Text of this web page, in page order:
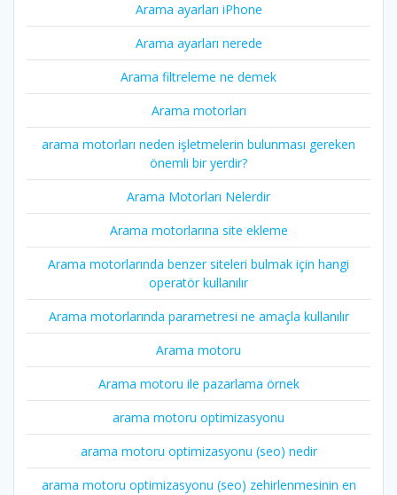
Arama ayarları iPhone
Arama ayarları nerede
Arama filtreleme ne demek
Arama motorları
arama motorları neden işletmelerin bulunması gereken
önemli bir yerdir?
Arama Motorları Nelerdir
Arama motorlarına site ekleme
Arama motorlarında benzer siteleri bulmak için hangi
operatör kullanılır
Arama motorlarında parametresi ne amaçla kullanılır
Arama motoru
Arama motoru ile pazarlama örnek
arama motoru optimizasyonu
arama motoru optimizasyonu (seo) nedir
arama motoru optimizasyonu (seo) zehirlenmesinin en